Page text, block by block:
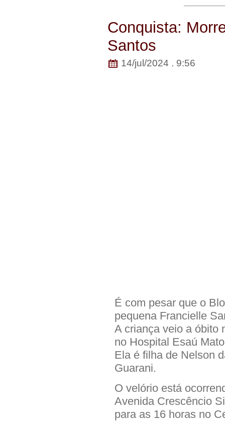
Conquista:
Santos
14/jul/2024 . 9:56
É com pesar que o
pequena Francielle
A criança veio a óbito
no Hospital Esaú
Ela é filha de Nelson
Guarani.
O velório está
Avenida Crescêncio
para as 16 horas no